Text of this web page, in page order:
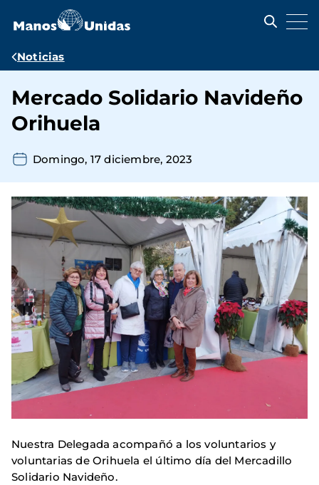
contenido
Ruta
navegación
Noticias
Mercado Solidario Navideño
Orihuela
Domingo, 17 diciembre, 2023
Nuestra Delegada acompañó a los voluntarios y
voluntarias de Orihuela el último día del Mercadillo
Solidario Navideño.